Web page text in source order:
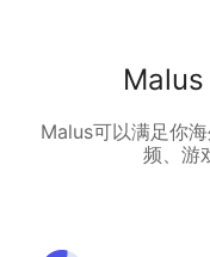
Malus
Malus可以满足你
频、游